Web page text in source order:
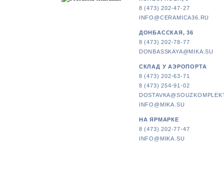
8 (473) 202-47-27
INFO@CERAMICA36.RU
ДОНБАССКАЯ, 36
8 (473) 202-78-77
DONBASSKAYA@MIKA.SU
СКЛАД У АЭРОПОРТА
8 (473) 202-63-71
8 (473) 254-91-02
INFO@MIKA.SU
НА ЯРМАРКЕ
8 (473) 202-77-47
INFO@MIKA.SU